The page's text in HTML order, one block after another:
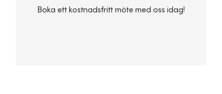
Boka ett kostnadsfritt möte med oss idag!